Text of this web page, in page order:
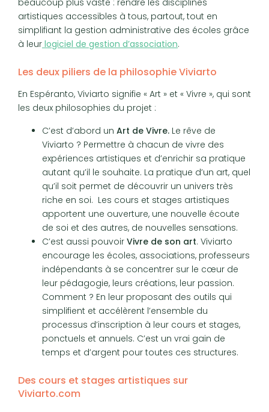
beaucoup plus vaste : rendre les disciplines
artistiques accessibles à tous, partout, tout en
simplifiant la gestion administrative des écoles grâce
à leur logiciel de gestion d’association.
Les deux piliers de la philosophie Viviarto
En Espéranto, Viviarto signifie « Art » et « Vivre », qui sont
les deux philosophies du projet :
C’est d’abord un Art de Vivre. Le rêve de
Viviarto ? Permettre à chacun de vivre des
expériences artistiques et d’enrichir sa pratique
autant qu’il le souhaite. La pratique d’un art, quel
qu’il soit permet de découvrir un univers très
riche en soi. Les cours et stages artistiques
apportent une ouverture, une nouvelle écoute
de soi et des autres, de nouvelles sensations.
C’est aussi pouvoir Vivre de son art. Viviarto
encourage les écoles, associations, professeurs
indépendants à se concentrer sur le cœur de
leur pédagogie, leurs créations, leur passion.
Comment ? En leur proposant des outils qui
simplifient et accélèrent l’ensemble du
processus d’inscription à leur cours et stages,
ponctuels et annuels. C’est un vrai gain de
temps et d’argent pour toutes ces structures.
Des cours et stages artistiques sur
Viviarto.com